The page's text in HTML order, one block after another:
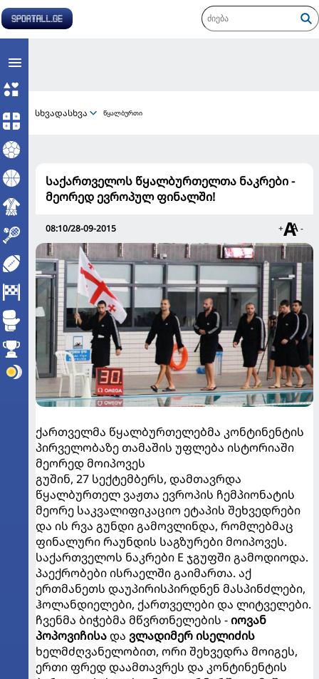
სხვადასხვა წყალბურთი
საქართველოს წყალბურთელთა ნაკრები -
მეორედ ევროპულ ფინალში!
08:10/28-09-2015 + -
ქართველმა წყალბურთელებმა კონტინენტის
პირველობაზე თამაშის უფლება ისტორიაში
მეორედ მოიპოვეს
გუშინ, 27 სექტემბერს, დამთავრდა
წყალბურთელ ვაჟთა ევროპის ჩემპიონატის
მეორე საკვალიფიკაციო ეტაპის შეხვედრები
და ის რვა გუნდი გამოვლინდა, რომლებმაც
ფინალური რაუნდის საგზურები მოიპოვეს.
საქართველოს ნაკრები E ჯგუფში გამოდიოდა.
პაექრობები ისრაელში გაიმართა. აქ
ერთმანეთს დაუპირისპირდნენ მასპინძლები,
ჰოლანდიელები, ქართველები და ლიტველები.
ჩვენმა ბიჭებმა მწვრთნელების -იოვან
პოპოვიჩისადა ვლადიმერ ისელიძის
ხელმძღვანელობით, ორი შეხვედრა მოიგეს,
ერთი ფრედ დაამთავრეს და კონტინენტის